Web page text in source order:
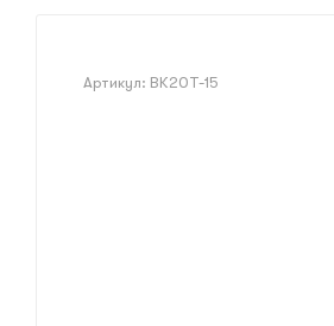
Артикул: ВК20Т-15